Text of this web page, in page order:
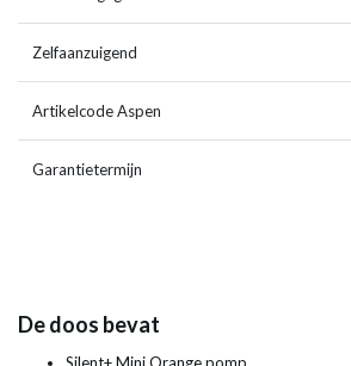
Zelfaanzuigend
Artikelcode Aspen
Garantietermijn
De doos bevat